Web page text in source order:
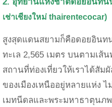
เช่าเชียงใหม่thairentecocar)
สูงสุดแดนสยามก็คือดอยอินท
ทะเล 2,565 เมตร บนตามเ
สถานที่ท่องเที่ยวให้เราได้สั
ของเมืองเหนืออยู่หลายแห่ง
เมทนีดลและพระมหาธาตุนภ